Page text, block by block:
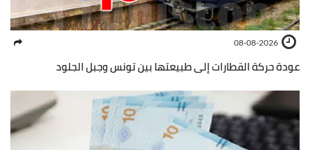
08-08-2026
عودة حركة القطارات إلى طبيعتها بين تونس وجبل الجلود